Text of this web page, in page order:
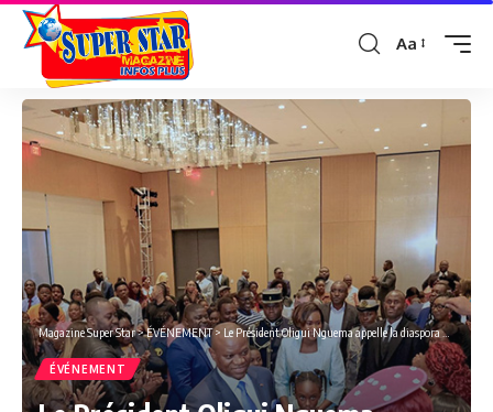
Font
Aa
Magazine Super Star>ÉVÉNEMENT> Le Président Oligui Nguema appelle la diaspora gabonaise aux États-Unis à promouvoir le Gabon
ÉVÉNEMENT